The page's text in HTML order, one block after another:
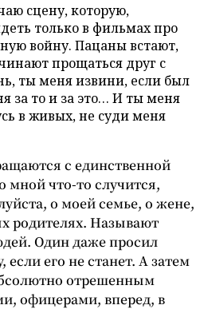
сцену, которую,
только в фильмах про
войну. Пацаны встают,
прощаться друг с
ты меня извини, если был
за то и за это… И ты меня
в живых, не суди меня
с единственной
мной что-то случится,
о моей семье, о жене,
родителях. Называют
Один даже просил
если его не станет. А затем
отрешенным
офицерами, вперед, в